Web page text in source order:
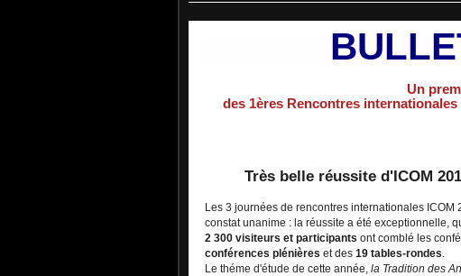
Un
des 1ères Rencontres
Très belle réussite d'ICOM
Les 3 journées de rencontres internationales
constat unanime : la réussite a été exceptionnelle,
2 300 visiteurs et participants ont comblé les
conférences plénières et des 19 tables-rondes.
Le théme d'étude de cette année, la Tradition des